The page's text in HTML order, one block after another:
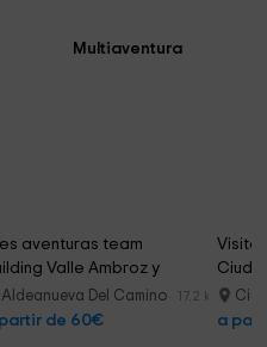
Multiaventura
aventuras team
Valle Ambroz y
Aldeanueva Del Camino 17.2 km
de 60€
Visita
a